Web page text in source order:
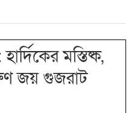
মস্তিষ্ক,
জয় গুজরাট